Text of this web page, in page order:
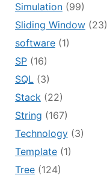
Simulation(99)
Sliding Window(23)
software(1)
SP(16)
SQL(3)
Stack(22)
String (167)
Technology(3)
Template(1)
Tree(124)